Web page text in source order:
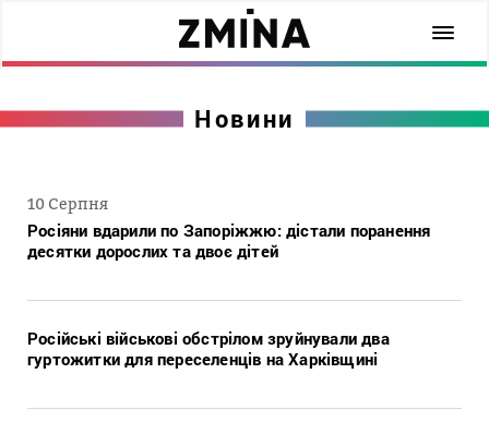
Новини
10 Серпня
Росіяни вдарили по Запоріжжю: дістали поранення
десятки дорослих та двоє дітей
Російські військові обстрілом зруйнували два
гуртожитки для переселенців на Харківщині